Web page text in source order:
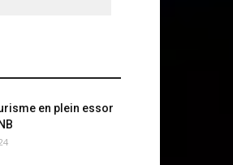
en plein essor